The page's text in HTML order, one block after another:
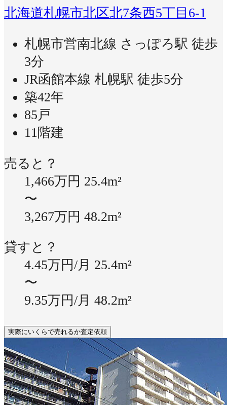
北海道札幌市北区北7条西5丁目6-1
札幌市営南北線 さっぽろ駅 徒歩
3分
JR函館本線 札幌駅 徒歩5分
築42年
85戸
11階建
売ると？
1,466万円 25.4m²
〜
3,267万円 48.2m²
貸すと？
4.45万円/月 25.4m²
〜
9.35万円/月 48.2m²
実際にいくらで売れるか査定依頼